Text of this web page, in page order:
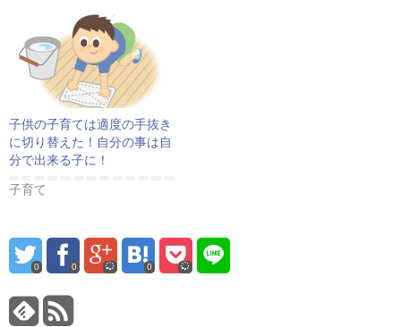
子供の子育ては適度の手抜き
に切り替えた！自分の事は自
分で出来る子に！
子育て
0 0 0